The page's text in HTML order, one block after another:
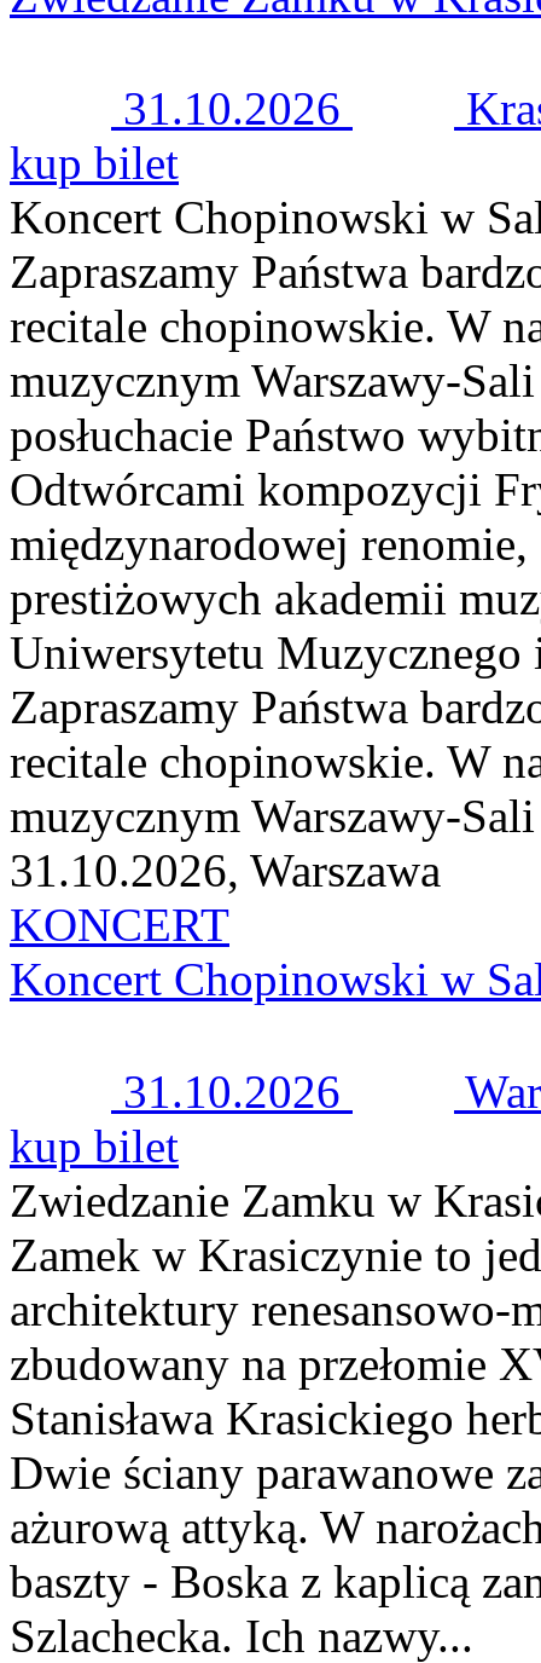
31.10.2026
kup bilet
Koncert Chopinowski w
Zapraszamy Państwa
recitale chopinowskie. W
muzycznym Warszawy-
posłuchacie Państwo
Odtwórcami kompozycji
międzynarodowej
prestiżowych akademii
Uniwersytetu Muzycznego
Zapraszamy Państwa
recitale chopinowskie. W
muzycznym Warszawy-
31.10.2026, Warszawa
KONCERT
Koncert Chopinowski w
31.10.2026
kup bilet
Zwiedzanie Zamku w
Zamek w Krasiczynie to
architektury renesansowo-
zbudowany na przełomie
Stanisława Krasickiego
Dwie ściany parawanowe
ażurową attyką. W
baszty - Boska z kaplicą
Szlachecka. Ich nazwy...